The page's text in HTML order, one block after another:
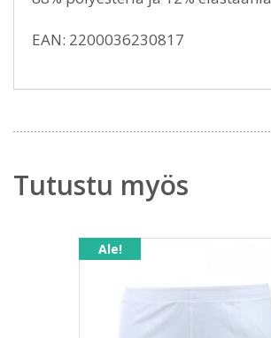
EAN: 2200036230817
Tutustu myös
Ale!